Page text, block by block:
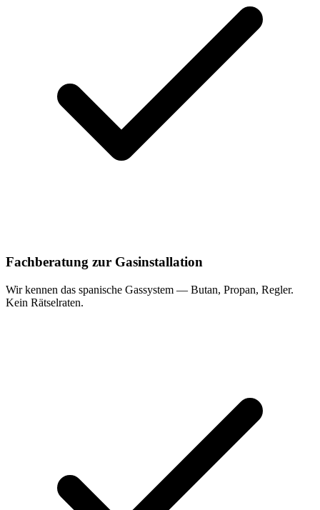
Fachberatung zur Gasinstallation
Wir kennen das spanische Gassystem — Butan, Propan, Regler.
Kein Rätselraten.